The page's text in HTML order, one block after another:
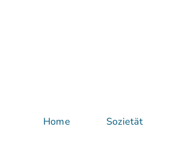
Home Sozietät